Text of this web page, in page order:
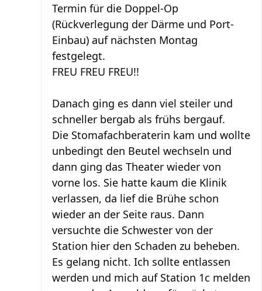
Termin für die Doppel-Op
(Rückverlegung der Därme und Port-
Einbau) auf nächsten Montag
festgelegt.
FREU FREU FREU!!
Danach ging es dann viel steiler und
schneller bergab als frühs bergauf.
Die Stomafachberaterin kam und wollte
unbedingt den Beutel wechseln und
dann ging das Theater wieder von
vorne los. Sie hatte kaum die Klinik
verlassen, da lief die Brühe schon
wieder an der Seite raus. Dann
versuchte die Schwester von der
Station hier den Schaden zu beheben.
Es gelang nicht. Ich sollte entlassen
werden und mich auf Station 1c melden